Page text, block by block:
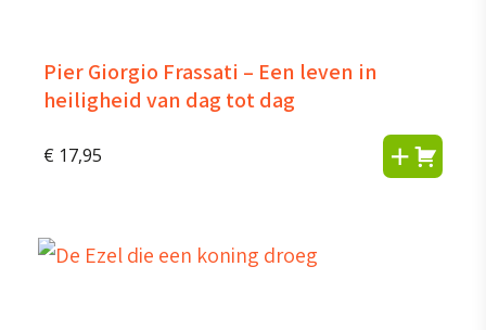
Pier Giorgio Frassati – Een leven in
heiligheid van dag tot dag
€ 17,95